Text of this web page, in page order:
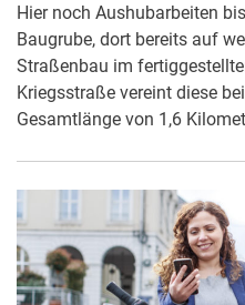
Hier noch Aushubarbeiten
Baugrube, dort bereits auf
Straßenbau im
Kriegsstraße vereint diese
Gesamtlänge von 1,6